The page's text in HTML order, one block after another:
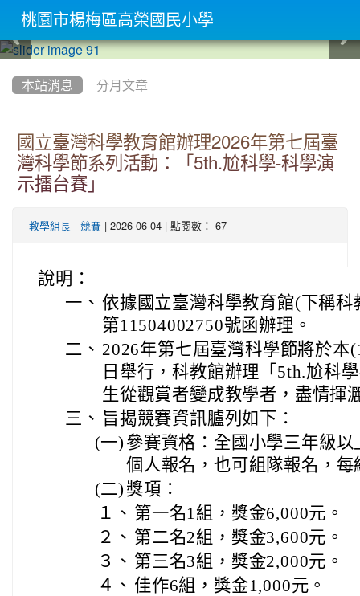
本站消息 分月文章
國立臺灣科學教育館辦理2026年第七屆臺
灣科學節系列活動：「5th.尬科學-科學演
示擂台賽」
教學組長 - 競賽 | 2026-06-04 | 點閱數： 67
說明：
一、 依據國立臺灣科學教育館(下稱
第11504002750號函辦理。
二、 2026年第七屆臺灣科學節將於本
日舉行，科教館辦理「5th.尬科
生從觀賞者變成教學者，盡情揮
三、 旨揭競賽資訊臚列如下：
(一) 參賽資格：全國小學三年級
個人報名，也可組隊報名，
(二) 獎項：
１、 第一名1組，獎金6,000元。
２、 第二名2組，獎金3,600元。
３、 第三名3組，獎金2,000元。
４、 佳作6組，獎金1,000元。
桃園市楊梅區高榮國民小學